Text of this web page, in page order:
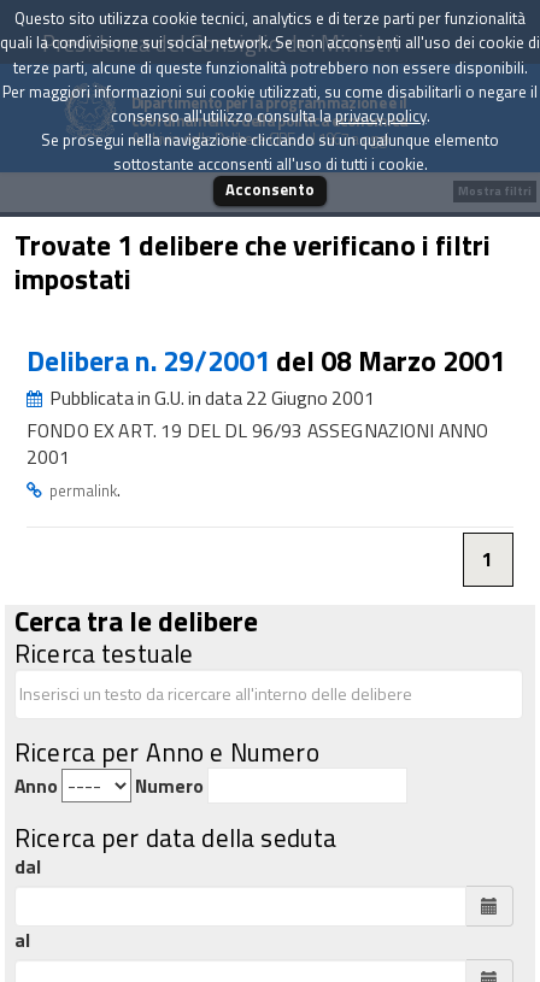
Presidenza del Consiglio dei Ministri
Dipartimento per la programmazione e il
coordinamento della politica economica
Archivio delle Delibere CIPE dal 1967 a oggi
Trovate 1 delibere che verificano i filtri
impostati
Delibera n. 29/2001 del 08 Marzo 2001
Pubblicata in G.U. in data 22 Giugno 2001
FONDO EX ART. 19 DEL DL 96/93 ASSEGNAZIONI ANNO
2001
permalink.
1
Cerca tra le delibere
Ricerca testuale
Ricerca per Anno e Numero
Anno Numero
Ricerca per data della seduta
dal
al
Mostra filtri
Questo sito utilizza cookie tecnici, analytics e di terze parti per funzionalità
quali la condivisione sui social network. Se non acconsenti all'uso dei cookie di
terze parti, alcune di queste funzionalità potrebbero non essere disponibili.
Per maggiori informazioni sui cookie utilizzati, su come disabilitarli o negare il
consenso all'utilizzo consulta laprivacy policy.
Se prosegui nella navigazione cliccando su un qualunque elemento
sottostante acconsenti all'uso di tutti i cookie.
Acconsento